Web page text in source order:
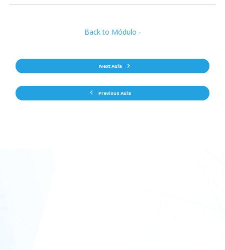
Previous Aula
Back to Módulo -
Next Aula